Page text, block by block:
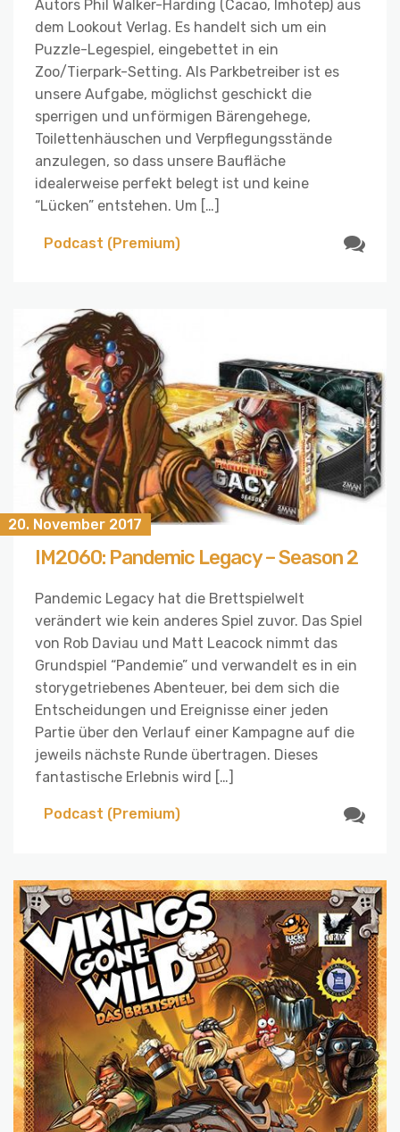
Autors Phil Walker-Harding (Cacao, Imhotep) aus
dem Lookout Verlag. Es handelt sich um ein
Puzzle-Legespiel, eingebettet in ein
Zoo/Tierpark-Setting. Als Parkbetreiber ist es
unsere Aufgabe, möglichst geschickt die
sperrigen und unförmigen Bärengehege,
Toilettenhäuschen und Verpflegungsstände
anzulegen, so dass unsere Baufläche
idealerweise perfekt belegt ist und keine
“Lücken” entstehen. Um […]
Podcast (Premium)
20. November 2017
IM2060: Pandemic Legacy – Season 2
Pandemic Legacy hat die Brettspielwelt
verändert wie kein anderes Spiel zuvor. Das Spiel
von Rob Daviau und Matt Leacock nimmt das
Grundspiel “Pandemie” und verwandelt es in ein
storygetriebenes Abenteuer, bei dem sich die
Entscheidungen und Ereignisse einer jeden
Partie über den Verlauf einer Kampagne auf die
jeweils nächste Runde übertragen. Dieses
fantastische Erlebnis wird […]
Podcast (Premium)